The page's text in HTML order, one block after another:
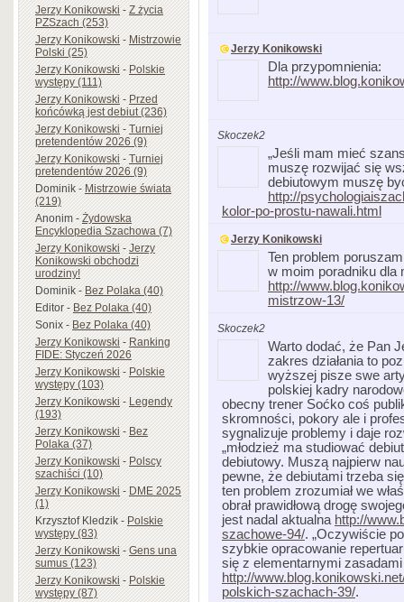
Jerzy Konikowski-Z życia
PZSzach (253)
Jerzy Konikowski-Mistrzowie
Polski (25)
Jerzy Konikowski-Polskie
występy (111)
Jerzy Konikowski-Przed
końcówką jest debiut (236)
Jerzy Konikowski-Turniej
pretendentów 2026 (9)
Jerzy Konikowski-Turniej
pretendentów 2026 (9)
Dominik-Mistrzowie świata
(219)
Anonim-Żydowska
Encyklopedia Szachowa (7)
Jerzy Konikowski-Jerzy
Konikowski obchodzi
urodziny!
Dominik-Bez Polaka (40)
Editor-Bez Polaka (40)
Sonix-Bez Polaka (40)
Jerzy Konikowski-Ranking
FIDE: Styczeń 2026
Jerzy Konikowski-Polskie
występy (103)
Jerzy Konikowski-Legendy
(193)
Jerzy Konikowski-Bez
Polaka (37)
Jerzy Konikowski-Polscy
szachiści (10)
Jerzy Konikowski-DME 2025
(1)
Krzysztof Kledzik-Polskie
występy (83)
Jerzy Konikowski-Gens una
sumus (123)
Jerzy Konikowski-Polskie
występy (87)
Jerzy Konikowski
Dla przypomnienia:
http://
Skoczek2
„Jeśli mam mieć
muszę rozwijać się
debiutowym muszę
http://
kolor-po-prostu-nawali.html
Jerzy Konikowski
Ten problem
w moim poradniku dla
http://
mistrzow-13/
Skoczek2
Warto dodać, że Pan
zakres działania to
wyższej pisze swe
polskiej kadry
obecny trener Soćko coś
skromności, pokory ale i
sygnalizuje problemy i daje
„młodzież ma studiować
debiutowy. Muszą najpierw
pewne, że debiutami trzeba
ten problem zrozumiał we
obrał prawidłową drogę
jest nadal aktualna http://
szachowe-94/. „Oczywiście
szybkie opracowanie
się z elementarnymi
http://
polskich-szachach-39/.